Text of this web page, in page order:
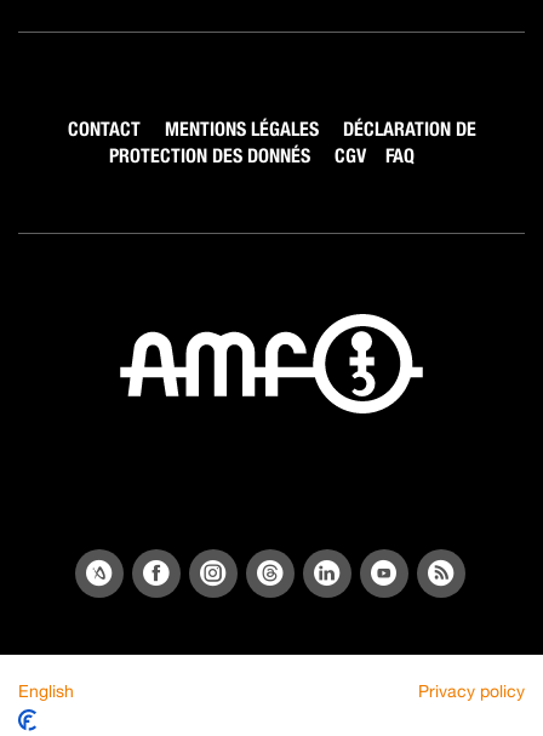
CONTACT MENTIONS LÉGALES
DÉCLARATION DE
PROTECTION DES DONNÉS
CGV FAQ
English Privacy policy